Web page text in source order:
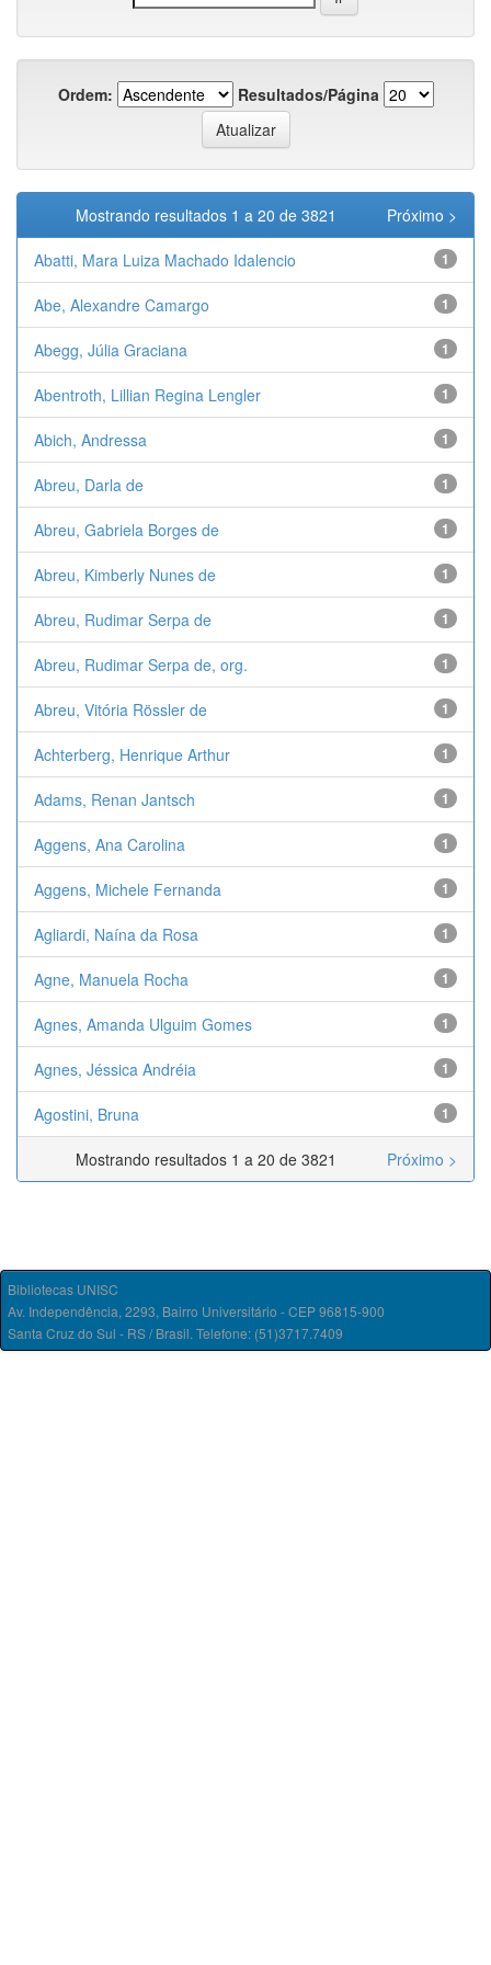
Ordem: Resultados/Página
Mostrando resultados 1 a 20 de 3821 Próximo >
Abatti, Mara Luiza Machado Idalencio 1
Abe, Alexandre Camargo 1
Abegg, Júlia Graciana 1
Abentroth, Lillian Regina Lengler 1
Abich, Andressa 1
Abreu, Darla de 1
Abreu, Gabriela Borges de 1
Abreu, Kimberly Nunes de 1
Abreu, Rudimar Serpa de 1
Abreu, Rudimar Serpa de, org. 1
Abreu, Vitória Rössler de 1
Achterberg, Henrique Arthur 1
Adams, Renan Jantsch 1
Aggens, Ana Carolina 1
Aggens, Michele Fernanda 1
Agliardi, Naína da Rosa 1
Agne, Manuela Rocha 1
Agnes, Amanda Ulguim Gomes 1
Agnes, Jéssica Andréia 1
Agostini, Bruna 1
Mostrando resultados 1 a 20 de 3821 Próximo >
Bibliotecas UNISC
Av. Independência, 2293, Bairro Universitário - CEP 96815-900
Santa Cruz do Sul - RS / Brasil. Telefone: (51)3717.7409